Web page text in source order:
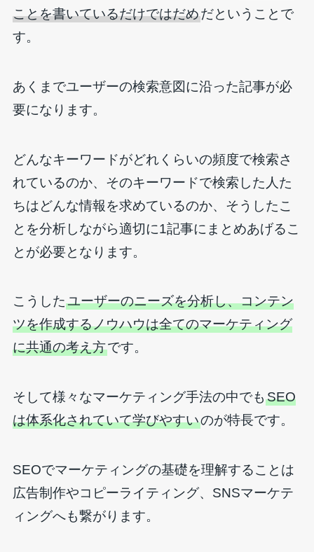
ことを書いているだけではだめだということで
す。
あくまでユーザーの検索意図に沿った記事が必
要になります。
どんなキーワードがどれくらいの頻度で検索さ
れているのか、そのキーワードで検索した人た
ちはどんな情報を求めているのか、そうしたこ
とを分析しながら適切に1記事にまとめあげるこ
とが必要となります。
こうしたユーザーのニーズを分析し、コンテン
ツを作成するノウハウは全てのマーケティング
に共通の考え方です。
そして様々なマーケティング手法の中でも SEO
は体系化されていて学びやすいのが特長です。
SEOでマーケティングの基礎を理解することは
広告制作やコピーライティング、SNSマーケテ
ィングへも繋がります。